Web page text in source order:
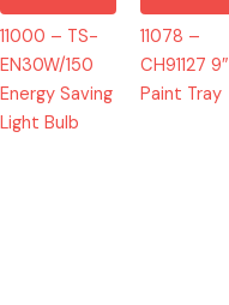
11000 – TS-
EN30W/150
Energy Saving
Light Bulb
11078 –
CH91127 9″
Paint Tray